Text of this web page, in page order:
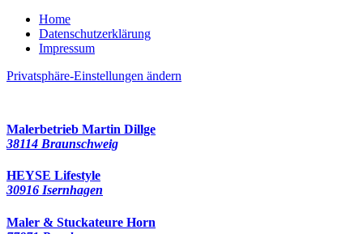
Home
Datenschutzerklärung
Impressum
Privatsphäre-Einstellungen ändern
Malerbetrieb Martin Dillge
38114 Braunschweig
HEYSE Lifestyle
30916 Isernhagen
Maler & Stuckateure Horn